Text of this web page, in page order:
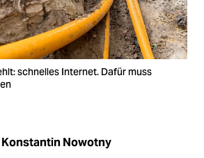
schnelles Internet. Dafür muss
Konstantin Nowotny